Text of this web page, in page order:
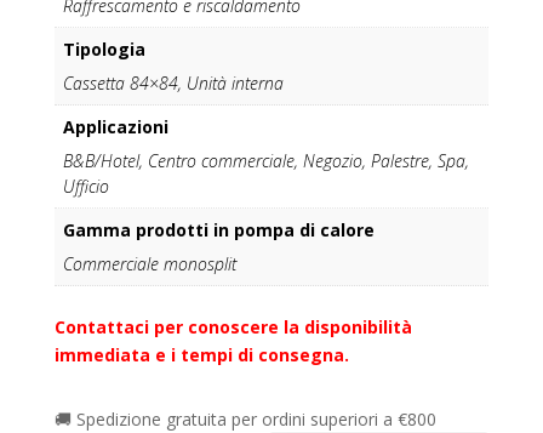
€1.330,00
Raffrescamento e riscaldamento
Tipologia
Cassetta 84×84, Unità interna
Applicazioni
B&B/Hotel, Centro commerciale, Negozio, Palestre, Spa,
Ufficio
Gamma prodotti in pompa di calore
Commerciale monosplit
Contattaci per conoscere la disponibilità
immediata e i tempi di consegna.
🚚 Spedizione gratuita per ordini superiori a €800